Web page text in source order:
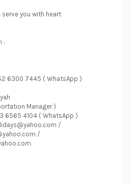
you with heart
:
6300 7445 ( WhatsApp )
Manager )
6565 4104 ( WhatsApp )
/
/